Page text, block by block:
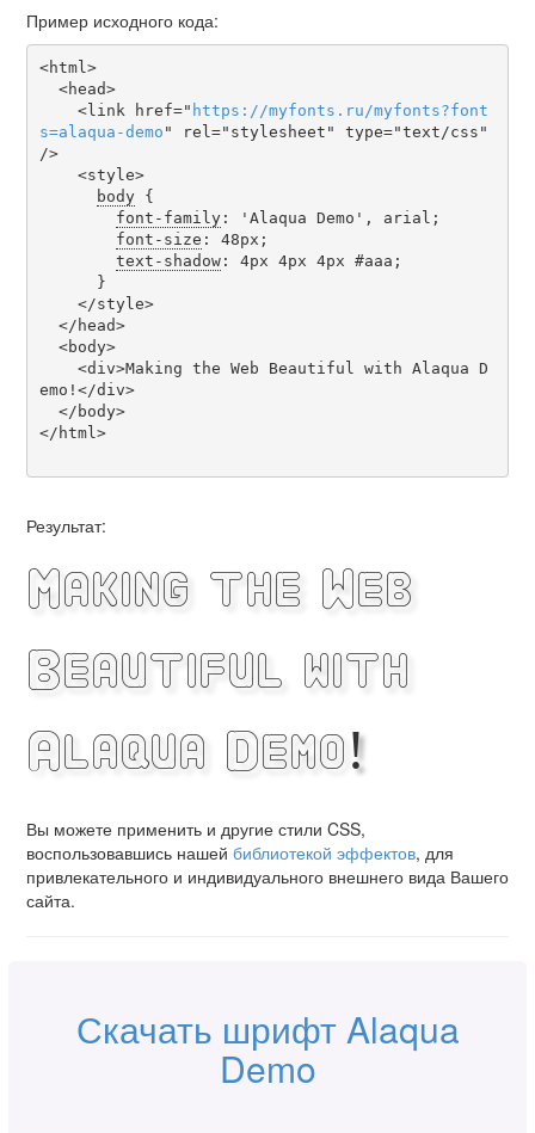
Пример исходного кода:
<html>
    <link href="
https ://myfonts . ru /myfonts?font
s=alaqua-demo " rel="stylesheet" type="text/css"
/>
body {
font-family: 'Alaqua Demo', arial;
font-size : 48px;
text-shadow: 4px 4px 4px #aaa;
emo!</div>
</html>
Результат:
Making the Web
Beautiful with
Alaqua Demo!
Вы можете применить и другие стили CSS,
воспользовавшись нашей библиотекой эффектов, для
привлекательного и индивидуального внешнего вида Вашего
сайта.
Скачать шрифт Alaqua
Demo